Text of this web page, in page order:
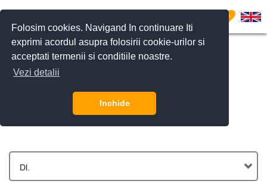
Folosim cookies. Navigand In continuare Iti
exprimi acordul asupra folosirii cookie-urilor si
acceptati termenii si conditiile noastre.
Vezi detalii
Inchide
0
Contactează-ne
Dl.